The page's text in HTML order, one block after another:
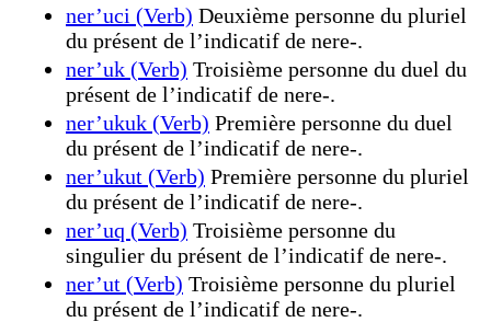
ner’uci (Verb) Deuxième personne du pluriel
du présent de l’indicatif de nere-.
ner’uk (Verb) Troisième personne du duel du
présent de l’indicatif de nere-.
ner’ukuk (Verb) Première personne du duel
du présent de l’indicatif de nere-.
ner’ukut (Verb) Première personne du pluriel
du présent de l’indicatif de nere-.
ner’uq (Verb) Troisième personne du
singulier du présent de l’indicatif de nere-.
ner’ut (Verb) Troisième personne du pluriel
du présent de l’indicatif de nere-.